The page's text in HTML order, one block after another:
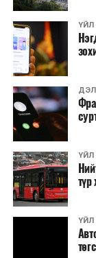
болон бусад
боломжтой.
Түүнчлэн
болон
болдог. Зарим
үлдэх үнснээс
авах
Япон, Герман,
зэрэг улс лаг
байна.
гарсан
ашигладаг
эрчим хүч
ҮЙЛ
ҮЙЛ
түр
ҮЙЛ